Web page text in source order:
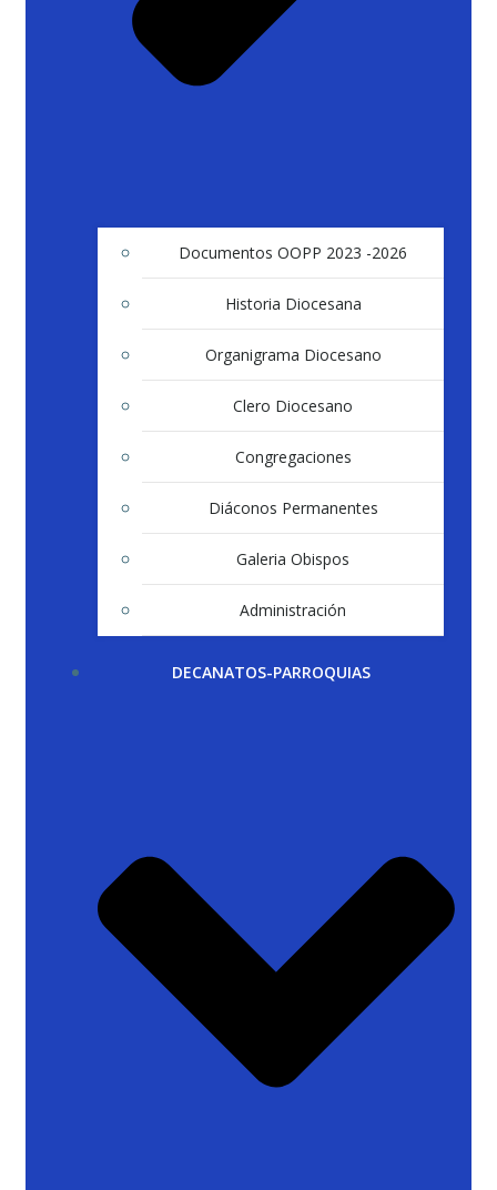
Documentos OOPP 2023 -2026
Historia Diocesana
Organigrama Diocesano
Clero Diocesano
Congregaciones
Diáconos Permanentes
Galeria Obispos
Administración
DECANATOS-PARROQUIAS